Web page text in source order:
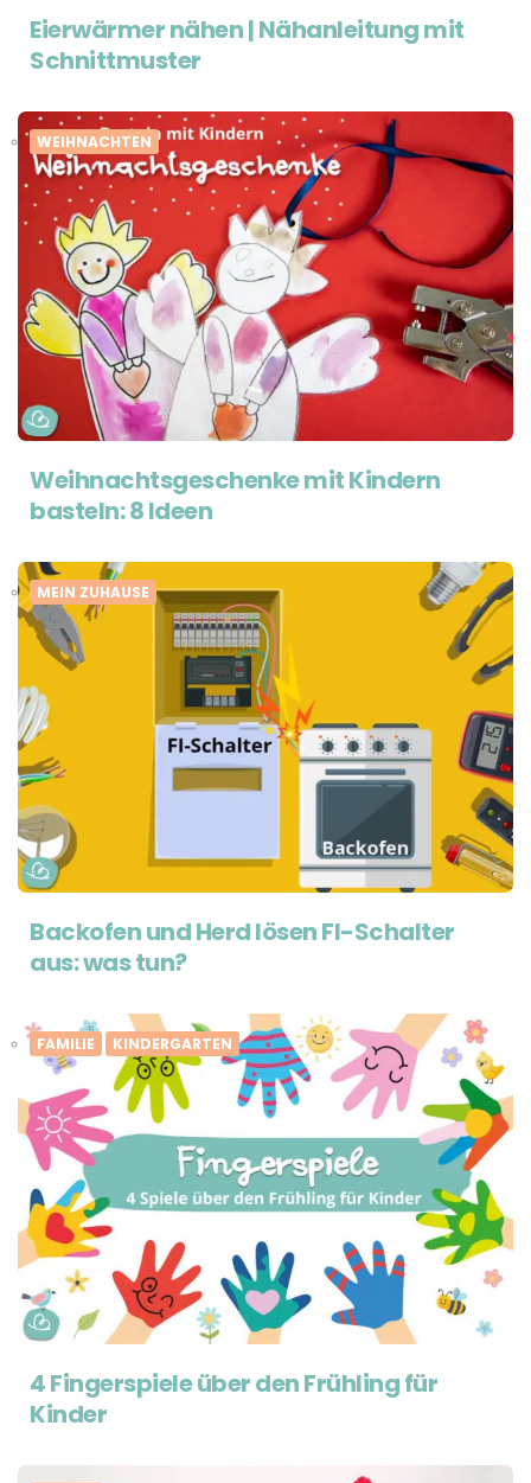
Eierwärmer nähen | Nähanleitung mit
Schnittmuster
WEIHNACHTEN
Weihnachtsgeschenke mit Kindern
basteln: 8 Ideen
MEIN ZUHAUSE
Backofen und Herd lösen FI-Schalter
aus: was tun?
FAMILIE KINDERGARTEN
4 Fingerspiele über den Frühling für
Kinder